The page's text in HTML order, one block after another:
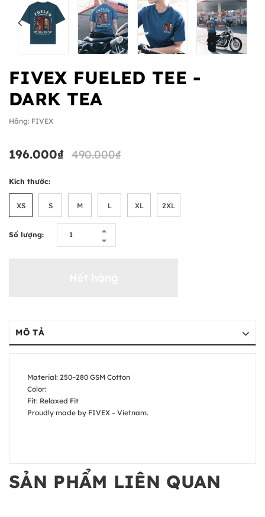
FIVEX FUELED TEE -
DARK TEA
Hãng: FIVEX
196.000₫ 490.000₫
Kích thước:
XS S M L XL 2XL
Số lượng:
MÔ TẢ
Material: 250–280 GSM Cotton
Color:
Fit: Relaxed Fit
Proudly made by FIVEX – Vietnam.
SẢN PHẨM LIÊN QUAN